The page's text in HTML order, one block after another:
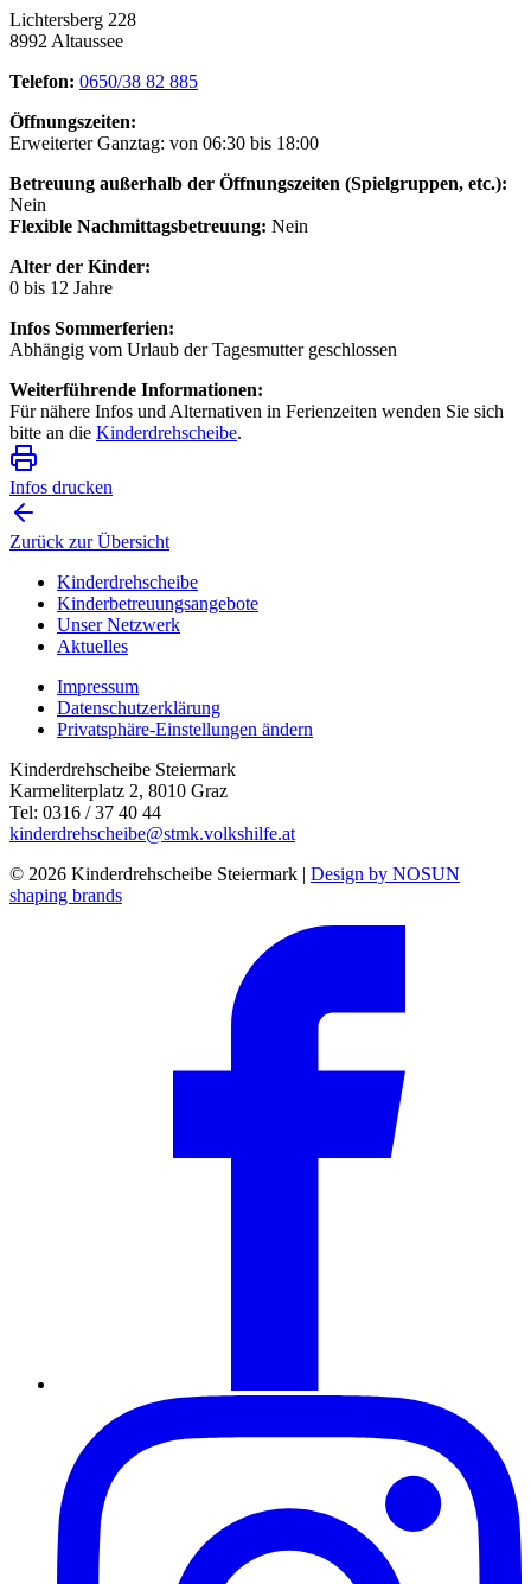
Lichtersberg 228
8992 Altaussee
Telefon: 0650/38 82 885
Öffnungszeiten:
Erweiterter Ganztag: von 06:30 bis 18:00
Betreuung außerhalb der Öffnungszeiten (Spielgruppen, etc.):
Nein
Flexible Nachmittagsbetreuung: Nein
Alter der Kinder:
0 bis 12 Jahre
Infos Sommerferien:
Abhängig vom Urlaub der Tagesmutter geschlossen
Weiterführende Informationen:
Für nähere Infos und Alternativen in Ferienzeiten wenden Sie sich
bitte an die Kinderdrehscheibe.
Infos drucken
Zurück zur Übersicht
Kinderdrehscheibe
Kinderbetreuungs­angebote
Unser Netzwerk
Aktuelles
Impressum
Datenschutzerklärung
Privatsphäre-Einstellungen ändern
Kinderdrehscheibe Steiermark
Karmeliterplatz 2, 8010 Graz
Tel: 0316 / 37 40 44
kinderdrehscheibe@stmk.volkshilfe.at
© 2026 Kinderdrehscheibe Steiermark | Design by NOSUN
shaping brands